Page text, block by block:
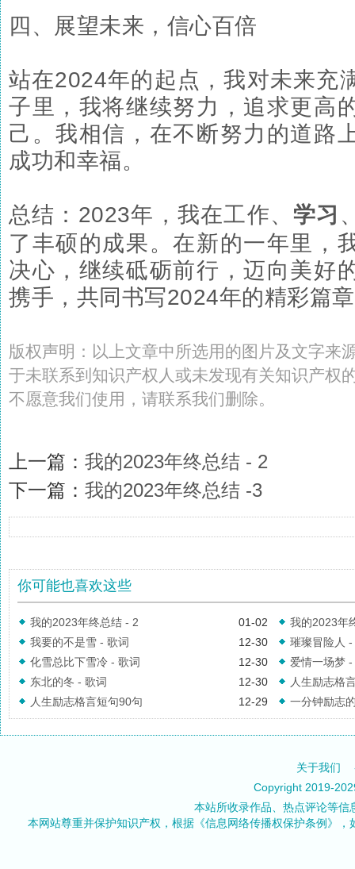
四、展望未来，信心百倍
站在2024年的起点，我对未来充
子里，我将继续努力，追求更高
己。我相信，在不断努力的道路
成功和幸福。
总结：2023年，我在工作、 学习
了丰硕的成果。在新的一年里，
决心，继续砥砺前行，迈向美好
携手，共同书写2024年的精彩篇
版权声明：以上文章中所选用的图片及文字来
于未联系到知识产权人或未发现有关知识产权
不愿意我们使用，请联系我们删除。
上一篇： 我的2023年终总结 - 2
下一篇： 我的2023年终总结 -3
你可能也喜欢这些
01-02
我的2023年终总结 - 2
我的2023年
12-30
我要的不是雪 - 歌词
璀璨冒险人 -
12-30
化雪总比下雪冷 - 歌词
爱情一场梦
12-30
东北的冬 - 歌词
人生励志格
12-29
人生励志格言短句90句 一分钟励志
关于我们
Copyright 2019-
本站所收录作品、热点评论等
本网站尊重并保护知识产权，根据《信息网络传播权保护条例》